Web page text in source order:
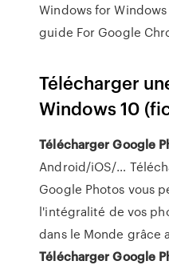
Windows for
guide For Google
Télécharger
Windows 10
Télécharger Google
Android/iOS/…
Google Photos vous
l'intégralité de vos
dans le Monde grâce
Télécharger Google